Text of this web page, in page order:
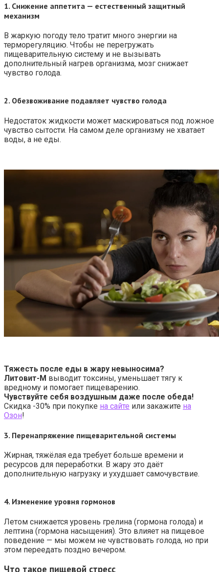
1. Снижение аппетита — естественный защитный
механизм
В жаркую погоду тело тратит много энергии на
терморегуляцию. Чтобы не перегружать
пищеварительную систему и не вызывать
дополнительный нагрев организма, мозг снижает
чувство голода.
2. Обезвоживание подавляет чувство голода
Недостаток жидкости может маскироваться под ложное
чувство сытости. На самом деле организму не хватает
воды, а не еды.
Тяжесть после еды в жару невыносима?
Литовит-М выводит токсины, уменьшает тягу к
вредному и помогает пищеварению.
Чувствуйте себя воздушным даже после обеда!
Скидка -30% при покупке на сайте или закажите на
Озон!
3. Перенапряжение пищеварительной системы
Жирная, тяжёлая еда требует больше времени и
ресурсов для переработки. В жару это даёт
дополнительную нагрузку и ухудшает самочувствие.
4. Изменение уровня гормонов
Летом снижается уровень грелина (гормона голода) и
лептина (гормона насыщения). Это влияет на пищевое
поведение — мы можем не чувствовать голода, но при
этом переедать поздно вечером.
Что такое пищевой стресс